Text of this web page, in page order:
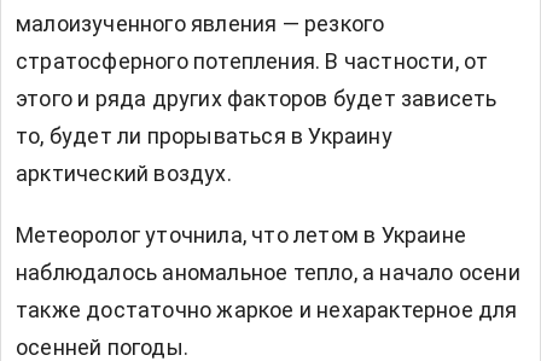
малоизученного явления — резкого
стратосферного потепления. В частности, от
этого и ряда других факторов будет зависеть
то, будет ли прорываться в Украину
арктический воздух.
Метеоролог уточнила, что летом в Украине
наблюдалось аномальное тепло, а начало осени
также достаточно жаркое и нехарактерное для
осенней погоды.